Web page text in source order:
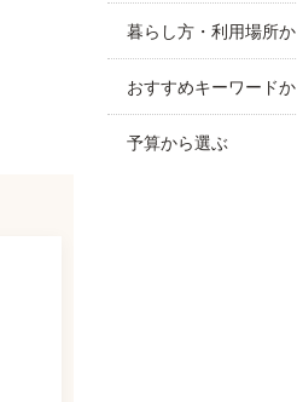
暮らし方・利用場所
おすすめキーワード
予算から選ぶ